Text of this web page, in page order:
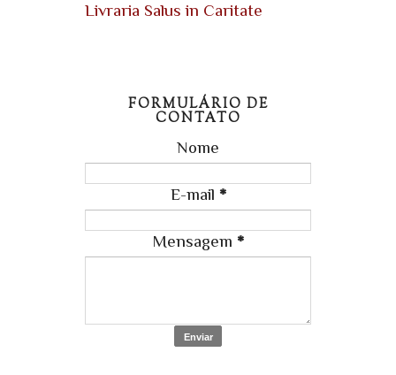
Livraria Salus in Caritate
FORMULÁRIO DE
CONTATO
Nome
E-mail *
Mensagem *